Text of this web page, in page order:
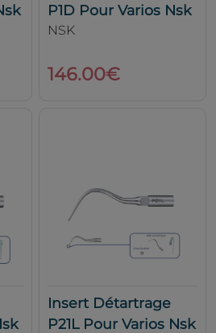
P1D Pour Varios Nsk
NSK
146.00€
Insert Détartrage
P21L Pour Varios Nsk